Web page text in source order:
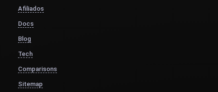
Afiliados
Docs
Blog
Tech
Comparisons
Sitemap